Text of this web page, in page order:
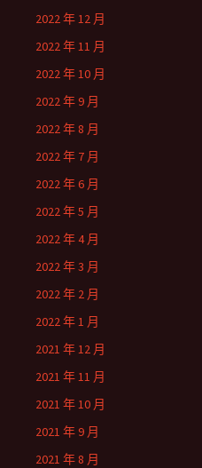
2022 年 12 月
2022 年 11 月
2022 年 10 月
2022 年 9 月
2022 年 8 月
2022 年 7 月
2022 年 6 月
2022 年 5 月
2022 年 4 月
2022 年 3 月
2022 年 2 月
2022 年 1 月
2021 年 12 月
2021 年 11 月
2021 年 10 月
2021 年 9 月
2021 年 8 月